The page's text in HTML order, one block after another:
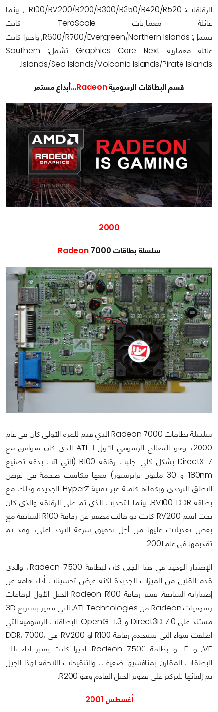
الرقاقات: R100/RV200/R200/R300/R350/R420/R520 , بينما
عائلة معماريات TeraScale كانت
تشمل: R600/R700/Evergreen/Northern Islands, واخيرا كانت
عائلة معمارية Graphics Core Next تشمل: Southern
Islands/Sea Islands/Volcanic Islands/Pirate Islands.
قسم البطاقات الرسوميةRadeon...أبداع مستمر
2000
سلسلة بطاقات Radeon 7000
سلسلة بطاقات Radeon 7000 الذي قدم للمرة الأولى كان في عام
2000، وهو المعالج الرسومي الأول لـ ATI الذي كان متوافق مع
DirectX 7 بشكل كلي. جلبت رقاقة R100 (التي اتت بدقة تصنيع
180nm و 30 مليون ترانزستور) معها مكاسب ضخمة في عرض
النطاق الترددي وبكفاءة كاملة عبر تقنية HyperZ الجديدة وذلك مع
بطاقة RV100 DDR. بينما التحديث الذي تم على الرقاقة والذي كان
تحت اسم
RV200 كانت ذو قالب مصغر عن رقاقة R100 السابقة مع
بعض تعديلات عليها من أجل تحقيق سرعة التردد اعلى، وقد تم
تقديمها في عام 2001.
الإصدار الوحيد في هذا الجيل كان لبطاقة Radeon 7500، والذي
قدم القليل من الميزات الجديدة لكنه عرض تحسينات أداء هامة عن
إصداراته السابقة. تعتبر رقاقة Radeon R100 الجيل الأول لرقاقات
رسوميات Radeon من ATI Technologies, التي تتميز بتسريع 3D
مستند على Direct3D 7.0 و OpenGL 1.3. البطاقات الرسومية التي
اطلقت سواء التي تستخدم رقاقة R100 او RV200 هي DDR, 7000,
VE, و LE و بطاقة Radeon 7500. اخيرا كانت يعتبر اداء تلك
البطاقات المقارن بمنافسيها ضعيف، والتنقيحات اللاحقة لهذا الجيل
تم إلغائها للتركيز على تطوير الجيل القادم وهو R200.
أغسطس 2001